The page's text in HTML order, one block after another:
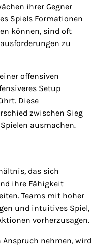
ihrer Gegner
Spiels Formationen
können, sind oft
zu
offensiven
Setup
Diese
zwischen Sieg
ausmachen.
das sich
ihre Fähigkeit
Teams mit hoher
und intuitives Spiel,
vorherzusagen.
nehmen, wird